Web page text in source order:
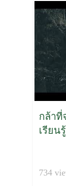
กล้าที่
เรียน
734